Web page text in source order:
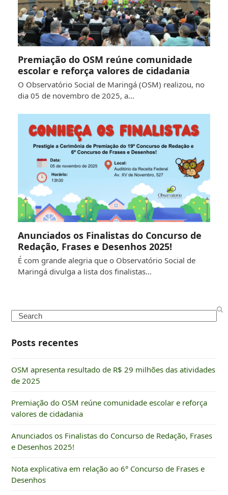
Premiação do OSM reúne comunidade
escolar e reforça valores de cidadania
O Observatório Social de Maringá (OSM) realizou, no
dia 05 de novembro de 2025, a…
Anunciados os Finalistas do Concurso de
Redação, Frases e Desenhos 2025!
É com grande alegria que o Observatório Social de
Maringá divulga a lista dos finalistas…
Search
Posts recentes
OSM apresenta resultado de R$ 29 milhões das atividades
de 2025
Premiação do OSM reúne comunidade escolar e reforça
valores de cidadania
Anunciados os Finalistas do Concurso de Redação, Frases
e Desenhos 2025!
Nota explicativa em relação ao 6° Concurso de Frases e
Desenhos